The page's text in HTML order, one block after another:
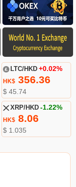
LTC/HKD +0.02%
HK$356.36
$ 45.74
XRP/HKD -1.22%
HK$8.06
$ 1.035